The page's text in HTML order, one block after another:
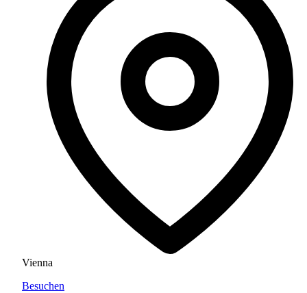
Vienna
Besuchen